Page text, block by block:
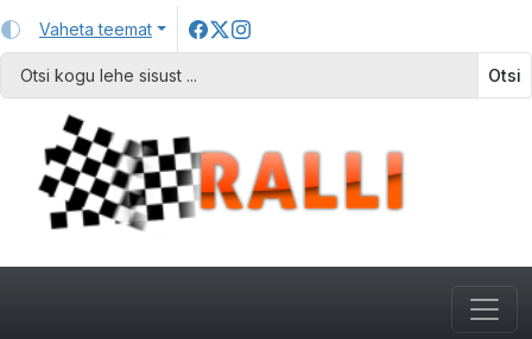
Vaheta teemat
Otsi